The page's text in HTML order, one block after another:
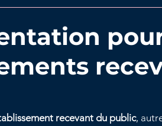
recevant du public,